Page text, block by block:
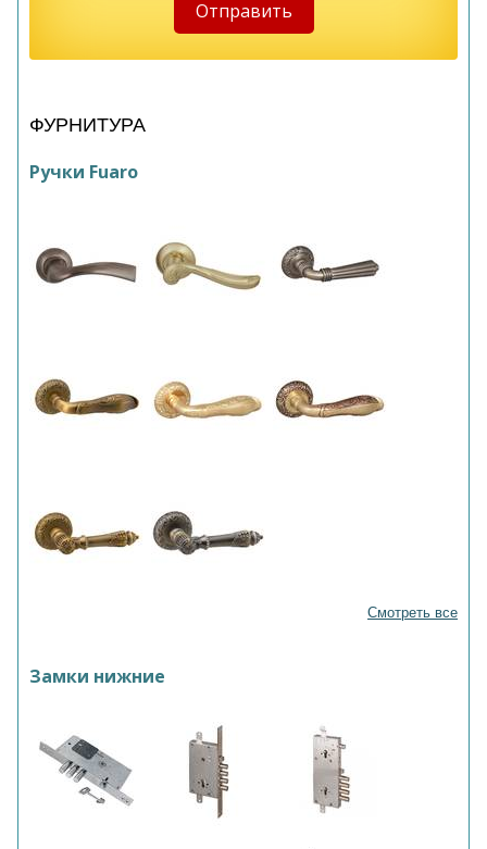
ФУРНИТУРА
Ручки Fuaro
Смотреть все
Замки нижние